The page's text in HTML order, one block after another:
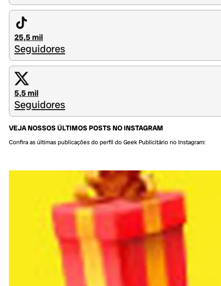
25,5 mil
Seguidores
5,5 mil
Seguidores
VEJA NOSSOS ÚLTIMOS POSTS NO INSTAGRAM
Confira as últimas publicações do perfil do Geek Publicitário no Instagram: